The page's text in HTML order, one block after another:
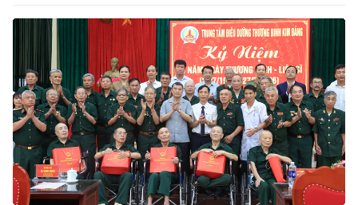
nguyện vọng chính đáng của nhân dân.